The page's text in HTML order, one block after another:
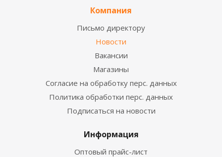
Компания
Письмо директору
Новости
Вакансии
Магазины
Согласие на обработку перс. данных
Политика обработки перс. данных
Подписаться на новости
Информация
Оптовый прайс-лист